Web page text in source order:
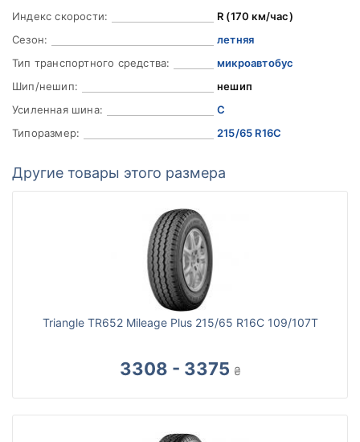
Индекс скорости:
R (170 км/час)
Сезон:
летняя
Тип транспортного средства:
микроавтобус
Шип/нешип:
нешип
Усиленная шина:
C
Типоразмер:
215/65 R16C
Другие товары этого размера
Triangle TR652 Mileage Plus 215/65 R16C 109/107T
3308 - 3375 ₴